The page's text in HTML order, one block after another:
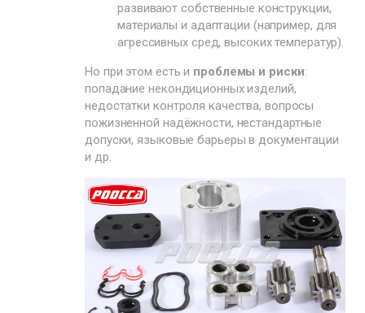
развивают собственные конструкции,
материалы и адаптации (например, для
агрессивных сред, высоких температур).
Но при этом есть и проблемы и риски:
попадание некондиционных изделий,
недостатки контроля качества, вопросы
пожизненной надёжности, нестандартные
допуски, языковые барьеры в документации
и др.